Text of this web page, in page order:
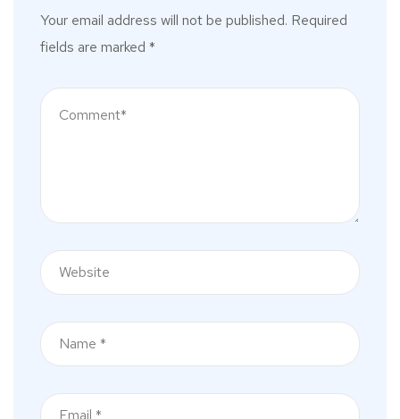
Your email address will not be published. Required
fields are marked *